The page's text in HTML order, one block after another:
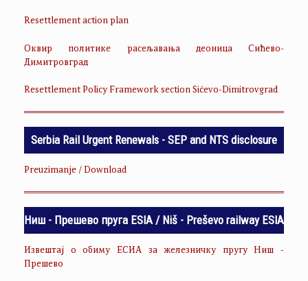
Resettlement action plan
Оквир политике расељавања деоница Сићево-
Димитровград
Resettlement Policy Framework section Sićevo-Dimitrovgrad
Serbia Rail Urgent Renewals - SEP and NTS disclosure
Preuzimanje / Download
Ниш - Прешево пруга ESIA / Niš - Preševo railway ESIA
Извештај о обиму ЕСИА за железничку пругу Ниш -
Прешево